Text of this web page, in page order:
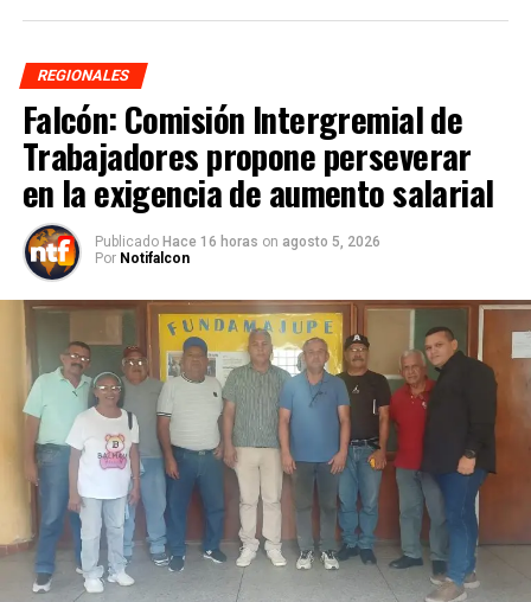
REGIONALES
Falcón: Comisión Intergremial de
Trabajadores propone perseverar
en la exigencia de aumento salarial
Publicado Hace 16 horas on agosto 5, 2026
Por Notifalcon